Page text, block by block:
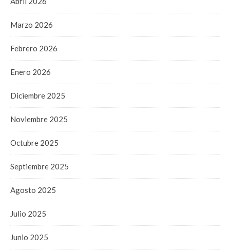
Marzo 2026
Febrero 2026
Enero 2026
Diciembre 2025
Noviembre 2025
Octubre 2025
Septiembre 2025
Agosto 2025
Julio 2025
Junio 2025